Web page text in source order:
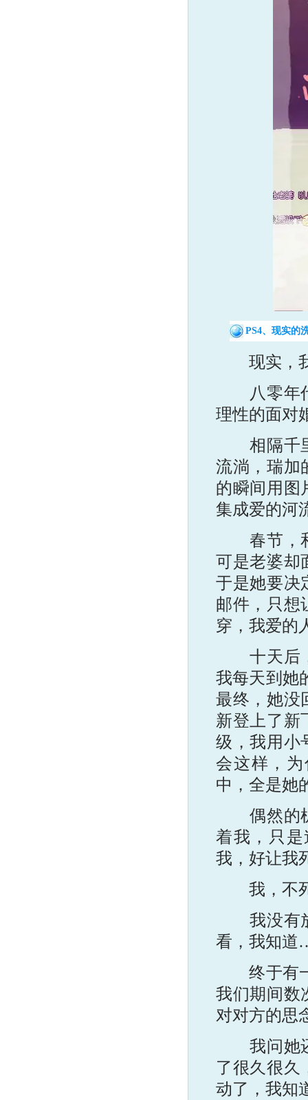
PS4、现实的
现实，我
八零年代
理性的面对
相隔千里
流淌，瑞加
的瞬间用图
集成爱的河
春节，和
可是老婆却
于是她要决
邮件，只想
穿，我爱
十天后，
我每天到她
最终，她没
新登上了新
级，我用小
会这样，
中，全是她
偶然的机
着我，只
我，好让我
我，不死
我没有放
看，我知
终于有一
我们期间数
对对方的思
我问她还
了很久很久
动了，我知